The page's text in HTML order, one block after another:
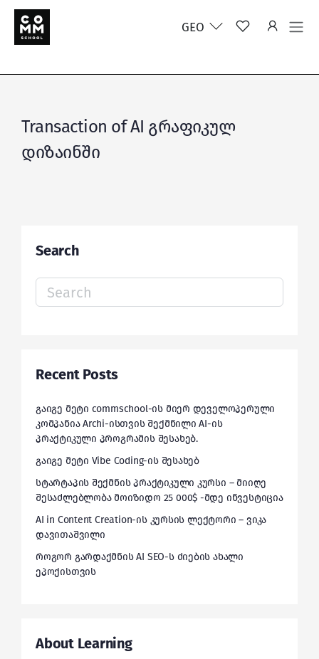
GEO
Transaction of AI გრაფიკულ
დიზაინში
Search
Search
for:
Recent Posts
გაიგე მეტი commschool-ის მიერ დეველოპერული
კომპანია Archi-ისთვის შექმნილი AI-ის
პრაქტიკული პროგრამის შესახებ.
გაიგე მეტი Vibe Coding-ის შესახებ
სტარტაპის შექმნის პრაქტიკული კურსი – მიიღე
შესაძლებლობა მოიზიდო 25 000$ -მდე ინვესტიცია
AI in Content Creation-ის კურსის ლექტორი – ვიკა
დავითაშვილი
როგორ გარდაქმნის AI SEO-ს ძიების ახალი
ეპოქისთვის
About Learning